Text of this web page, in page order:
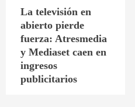
La televisión en
abierto pierde
fuerza: Atresmedia
y Mediaset caen en
ingresos
publicitarios